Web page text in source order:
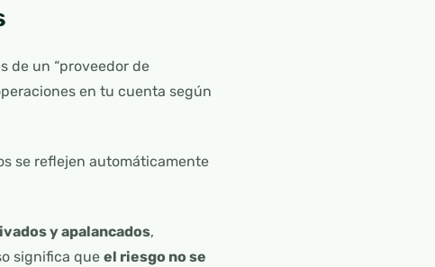
de un “proveedor de
en tu cuenta según
se reflejen automáticamente
y apalancados,
significa que el riesgo no se